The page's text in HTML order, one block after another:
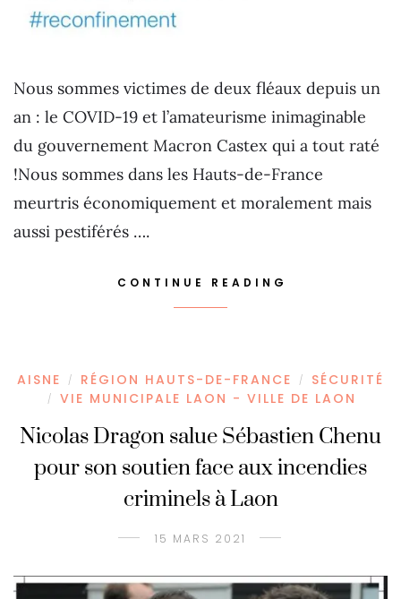
Nous sommes victimes de deux fléaux depuis un
an : le COVID-19 et l’amateurisme inimaginable
du gouvernement Macron Castex qui a tout raté
!Nous sommes dans les Hauts-de-France
meurtris économiquement et moralement mais
aussi pestiférés ….
CONTINUE READING
AISNE / RÉGION HAUTS-DE-FRANCE / SÉCURITÉ
/ VIE MUNICIPALE LAON - VILLE DE LAON
Nicolas Dragon salue Sébastien Chenu
pour son soutien face aux incendies
criminels à Laon
15 MARS 2021